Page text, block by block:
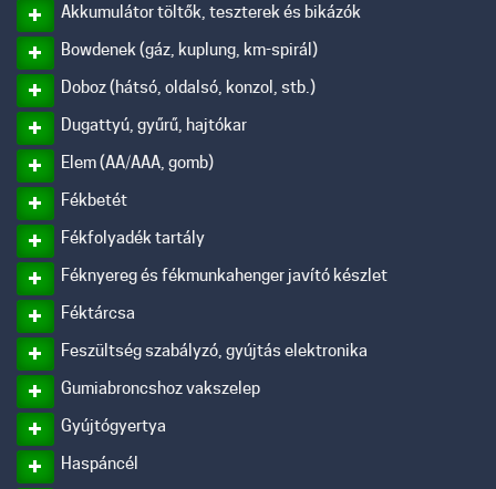
Akkumulátor töltők, teszterek és bikázók
Bowdenek (gáz, kuplung, km-spirál)
Doboz (hátsó, oldalsó, konzol, stb.)
Dugattyú, gyűrű, hajtókar
Elem (AA/AAA, gomb)
Fékbetét
Fékfolyadék tartály
Féknyereg és fékmunkahenger javító készlet
Féktárcsa
Feszültség szabályzó, gyújtás elektronika
Gumiabroncshoz vakszelep
Gyújtógyertya
Haspáncél